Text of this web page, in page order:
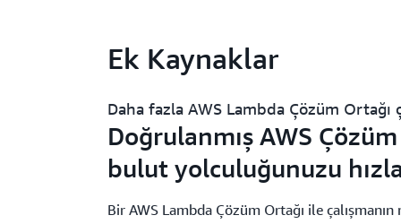
Ek Kaynaklar
Daha fazla AWS Lambda Çözüm
Doğrulanmış AWS
bulut yolculuğunuzu
Bir AWS Lambda Çözüm Ortağı ile çalışmanın